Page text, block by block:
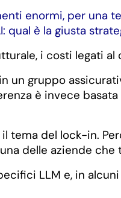
enormi, per
qual è la giusta
i costi legati
un gruppo
è invece
del lock-in.
delle aziende
LLM e, in